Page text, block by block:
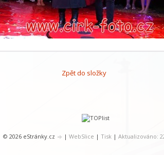
Zpět do složky
© 2026 eStránky.cz | WebSlice | Tisk | Aktualizováno: